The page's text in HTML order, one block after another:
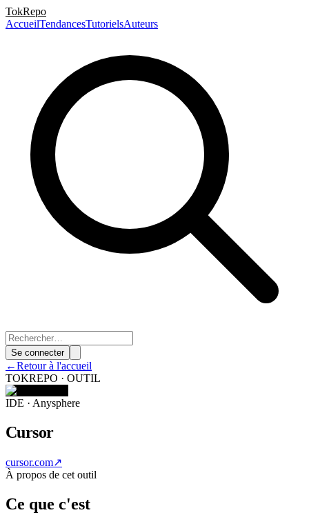
TokRepo
AccueilTendancesTutorielsAuteurs
Se connecter
←Retour à l'accueil
TOKREPO · OUTIL
IDE · Anysphere
Cursor
cursor.com↗
À propos de cet outil
Ce que c'est